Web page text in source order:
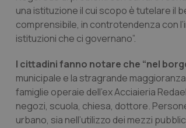
una istituzione il cui scopo è tutelare il
comprensibile, in controtendenza con
istituzioni che ci governano”.
I cittadini fanno notare che “nel
municipale e la stragrande
famiglie operaie dell’ex Acciaieria
negozi, scuola, chiesa, dottore.
urbano, sia nell’utilizzo dei mezzi